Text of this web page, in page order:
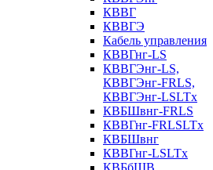
КВВГ
КВВГЭ
Кабель управления
КВВГнг-LS
КВВГЭнг-LS,
КВВГЭнг-FRLS,
КВВГЭнг-LSLTx
КВБШвнг-FRLS
КВВГнг-FRLSLTx
КВБШвнг
КВВГнг-LSLTx
КВБбШВ